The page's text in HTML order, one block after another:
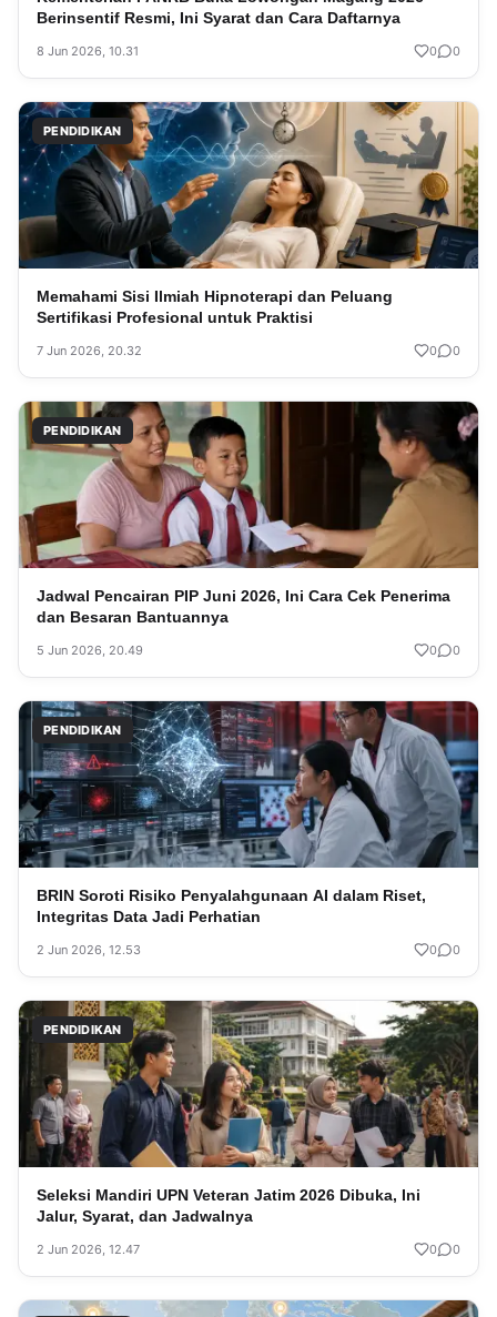
Berinsentif Resmi, Ini Syarat dan Cara Daftarnya
8 Jun 2026, 10.31 0 0
PENDIDIKAN
Memahami Sisi Ilmiah Hipnoterapi dan Peluang
Sertifikasi Profesional untuk Praktisi
7 Jun 2026, 20.32 0 0
PENDIDIKAN
Jadwal Pencairan PIP Juni 2026, Ini Cara Cek Penerima
dan Besaran Bantuannya
5 Jun 2026, 20.49 0 0
PENDIDIKAN
BRIN Soroti Risiko Penyalahgunaan AI dalam Riset,
Integritas Data Jadi Perhatian
2 Jun 2026, 12.53 0 0
PENDIDIKAN
Seleksi Mandiri UPN Veteran Jatim 2026 Dibuka, Ini
Jalur, Syarat, dan Jadwalnya
2 Jun 2026, 12.47 0 0